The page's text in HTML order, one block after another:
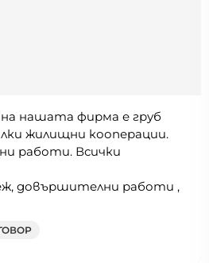
нашата фирма е груб
жилищни кооперации.
работи. Всички
довършителни работи ,